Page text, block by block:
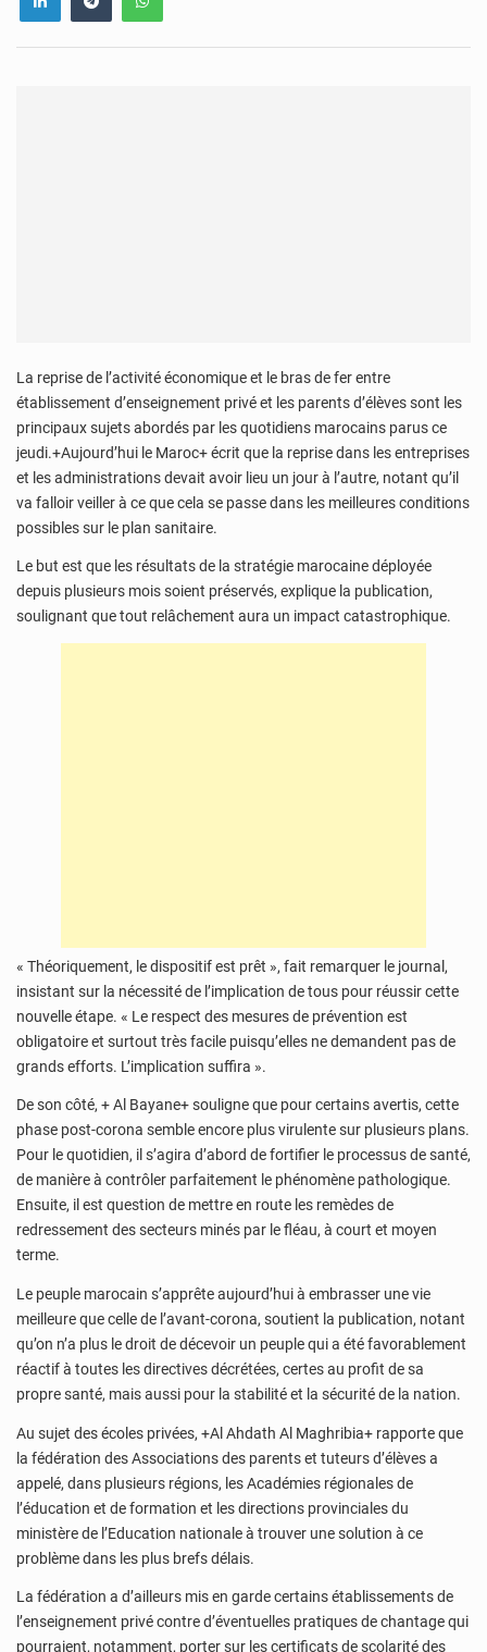
La reprise de l’activité économique et le bras de fer entre
établissement d’enseignement privé et les parents d’élèves sont les
principaux sujets abordés par les quotidiens marocains parus ce
jeudi.+Aujourd’hui le Maroc+ écrit que la reprise dans les entreprises
et les administrations devait avoir lieu un jour à l’autre, notant qu’il
va falloir veiller à ce que cela se passe dans les meilleures conditions
possibles sur le plan sanitaire.
Le but est que les résultats de la stratégie marocaine déployée
depuis plusieurs mois soient préservés, explique la publication,
soulignant que tout relâchement aura un impact catastrophique.
« Théoriquement, le dispositif est prêt », fait remarquer le journal,
insistant sur la nécessité de l’implication de tous pour réussir cette
nouvelle étape. « Le respect des mesures de prévention est
obligatoire et surtout très facile puisqu’elles ne demandent pas de
grands efforts. L’implication suffira ».
De son côté, + Al Bayane+ souligne que pour certains avertis, cette
phase post-corona semble encore plus virulente sur plusieurs plans.
Pour le quotidien, il s’agira d’abord de fortifier le processus de santé,
de manière à contrôler parfaitement le phénomène pathologique.
Ensuite, il est question de mettre en route les remèdes de
redressement des secteurs minés par le fléau, à court et moyen
terme.
Le peuple marocain s’apprête aujourd’hui à embrasser une vie
meilleure que celle de l’avant-corona, soutient la publication, notant
qu’on n’a plus le droit de décevoir un peuple qui a été favorablement
réactif à toutes les directives décrétées, certes au profit de sa
propre santé, mais aussi pour la stabilité et la sécurité de la nation.
Au sujet des écoles privées, +Al Ahdath Al Maghribia+ rapporte que
la fédération des Associations des parents et tuteurs d’élèves a
appelé, dans plusieurs régions, les Académies régionales de
l’éducation et de formation et les directions provinciales du
ministère de l’Education nationale à trouver une solution à ce
problème dans les plus brefs délais.
La fédération a d’ailleurs mis en garde certains établissements de
l’enseignement privé contre d’éventuelles pratiques de chantage qui
pourraient, notamment, porter sur les certificats de scolarité des